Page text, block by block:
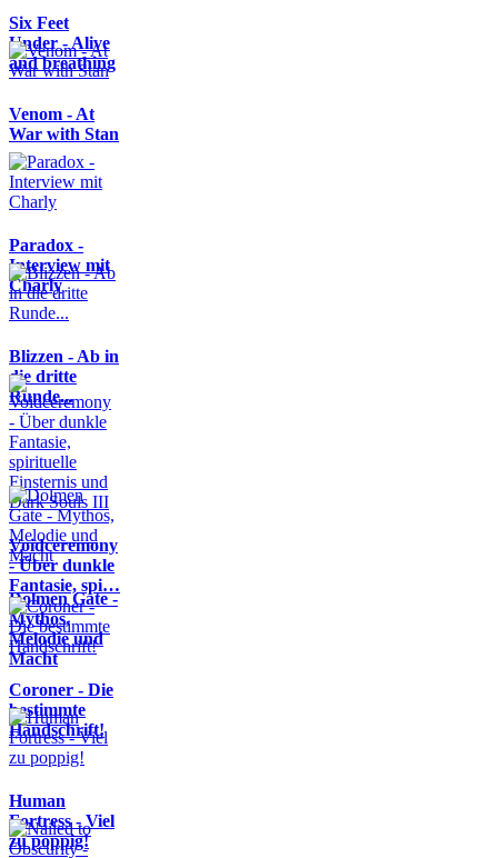
Six Feet
Under - Alive
and breathing
Venom - At
War with Stan
Paradox -
Interview mit
Charly
Blizzen - Ab in
die dritte
Runde...
Voidceremony
- Über dunkle
Fantasie, spi…
Dolmen Gate -
Mythos,
Melodie und
Macht
Coroner - Die
bestimmte
Handschrift!
Human
Fortress - Viel
zu poppig!